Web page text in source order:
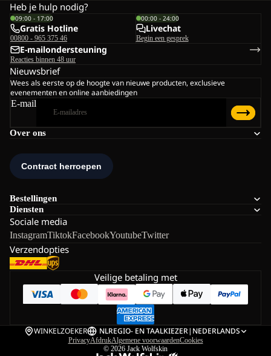
Over ons
Bestellingen
Diensten
Sociale media
InstagramTiktokFacebookYoutubeTwitter
Verzendopties
Heb je hulp nodig?
09:00 - 17:00
Gratis Hotline
00800 - 965 375 46
00:00 - 24:00
Livechat
Begin een gesprek
E-mailondersteuning
Reacties binnen 48 uur
Nieuwsbrief
Wees als eerste op de hoogte van nieuwe producten, exclusieve
evenementen en online aanbiedingen
E-mail
Veilige betaling met
WINKELZOEKER NLREGIO- EN TAALKIEZER| NEDERLANDS
PrivacyAfdrukAlgemene voorwaardenCookies
© 2026 Jack Wolfskin